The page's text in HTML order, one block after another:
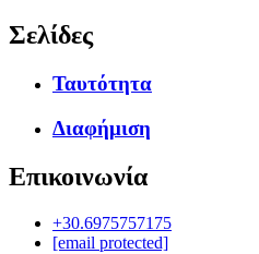
Σελίδες
Ταυτότητα
Διαφήμιση
Επικοινωνία
+30.6975757175
[email protected]